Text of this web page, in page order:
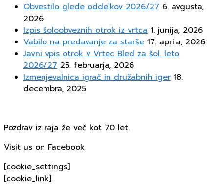
Obvestilo glede oddelkov 2026/27 6. avgusta,
2026
Izpis šoloobveznih otrok iz vrtca 1. junija, 2026
Vabilo na predavanje za starše 17. aprila, 2026
Javni vpis otrok v Vrtec Bled za šol. leto
2026/27 25. februarja, 2026
Izmenjevalnica igrač in družabnih iger 18.
decembra, 2025
Pozdrav iz raja že več kot 70 let.
Visit us on Facebook
[cookie_settings]
[cookie_link]